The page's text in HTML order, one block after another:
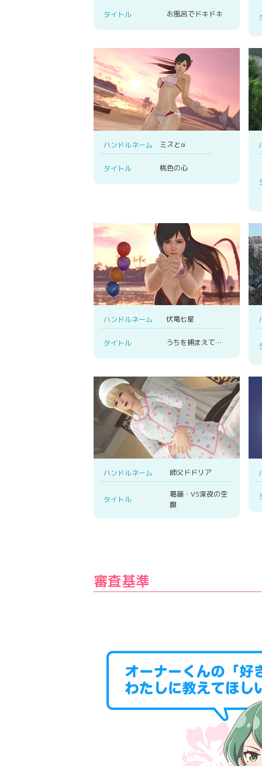
タイトル お風呂でドキドキ
ハンドルネーム ミスとα
タイトル 桃色の心
ハンドルネーム 伏竜七星
タイトル うちを捕まえて…
ハンドルネーム 師父ドドリア
タイトル
葛藤・VS深夜の空
腹
審査基準